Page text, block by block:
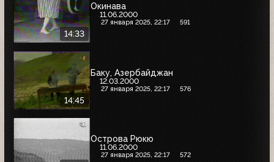
14:33
Окинава
11.06.2000
27 января 2025, 22:17 591
14:45
Баку, Азербайджан
12.03.2000
27 января 2025, 22:17 576
Острова Рюкю
11.06.2000
27 января 2025, 22:17 572